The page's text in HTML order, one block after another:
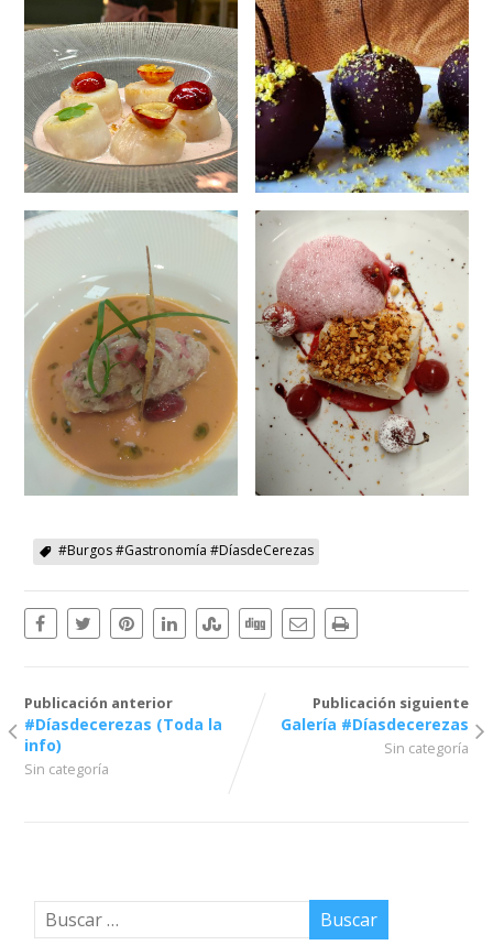
#Burgos #Gastronomía #DíasdeCerezas
Publicación anterior
#Díasdecerezas (Toda la
info)
Sin categoría
Publicación siguiente
Galería #Díasdecerezas
Sin categoría